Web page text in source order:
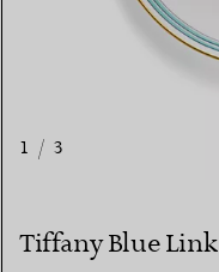
1 / 3
Tiffany Blue Link